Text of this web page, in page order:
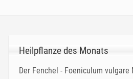
Heilpflanze des Monats
Der Fenchel - Foeniculum vulgare